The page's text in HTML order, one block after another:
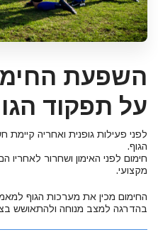
השפעת
על תפקוד
לפני פעילות גופנית ואחריה קיימת
הגוף.
חימום לפני האימון ושחרור
מקצועי.
החימום מכין את מערכות הגוף
בהדרגה למצב מנוחה ולהתאושש